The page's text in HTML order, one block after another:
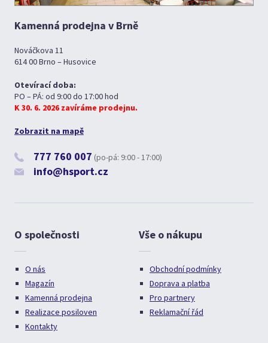
Kamenná prodejna v Brně
Nováčkova 11
614 00 Brno – Husovice
Otevírací doba:
PO – PÁ: od 9:00 do 17:00 hod
K 30. 6. 2026 zavíráme prodejnu.
Zobrazit na mapě
777 760 007 (po-pá: 9:00 - 17:00)
info@hsport.cz
O společnosti
O nás
Magazín
Kamenná prodejna
Realizace posiloven
Kontakty
Vše o nákupu
Obchodní podmínky
Doprava a platba
Pro partnery
Reklamační řád